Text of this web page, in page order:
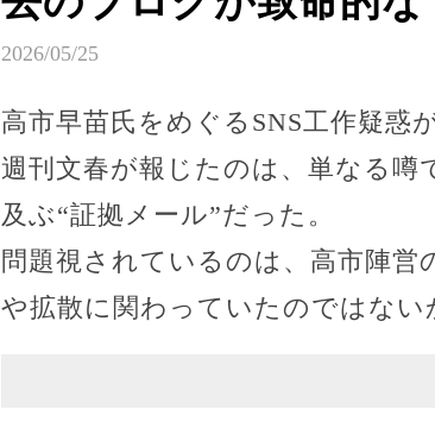
2026/05/25
高市早苗氏をめぐるSNS工作疑惑
週刊文春が報じたのは、単なる噂
及ぶ“証拠メール”だった。
問題視されているのは、高市陣
や拡散に関わっていたのではない